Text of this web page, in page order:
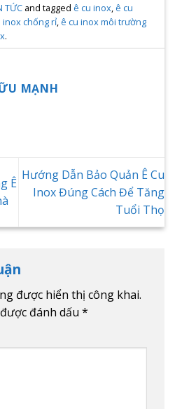
TỨC and tagged ê cu inox, ê cu
inox chống rỉ, ê cu inox môi trường
.
MẠNH
Ê
Hướng Dẫn Bảo Quản Ê Cu
Inox Đúng Cách Để Tăng
Tuổi Thọ
được hiển thị công khai.
đánh dấu *